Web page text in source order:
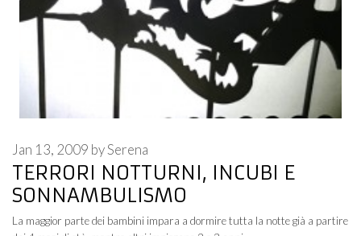
TERRORI NOTTURNI, INCUBI E
SONNAMBULISMO
Jan 13, 2009 bySerena
La maggior parte dei bambini impara a dormire tutta la notte già a partire